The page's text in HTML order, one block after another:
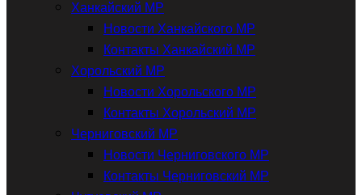
Ханкайский МР
Новости Ханкайского МР
Контакты Ханкайский МР
Хорольский МР
Новости Хорольского МР
Контакты Хорольский МР
Черниговский МР
Новости Черниговского МР
Контакты Черниговский МР